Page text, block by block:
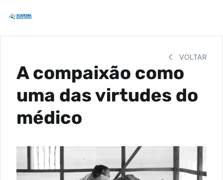
VOLTAR
A compaixão como
uma das virtudes do
médico